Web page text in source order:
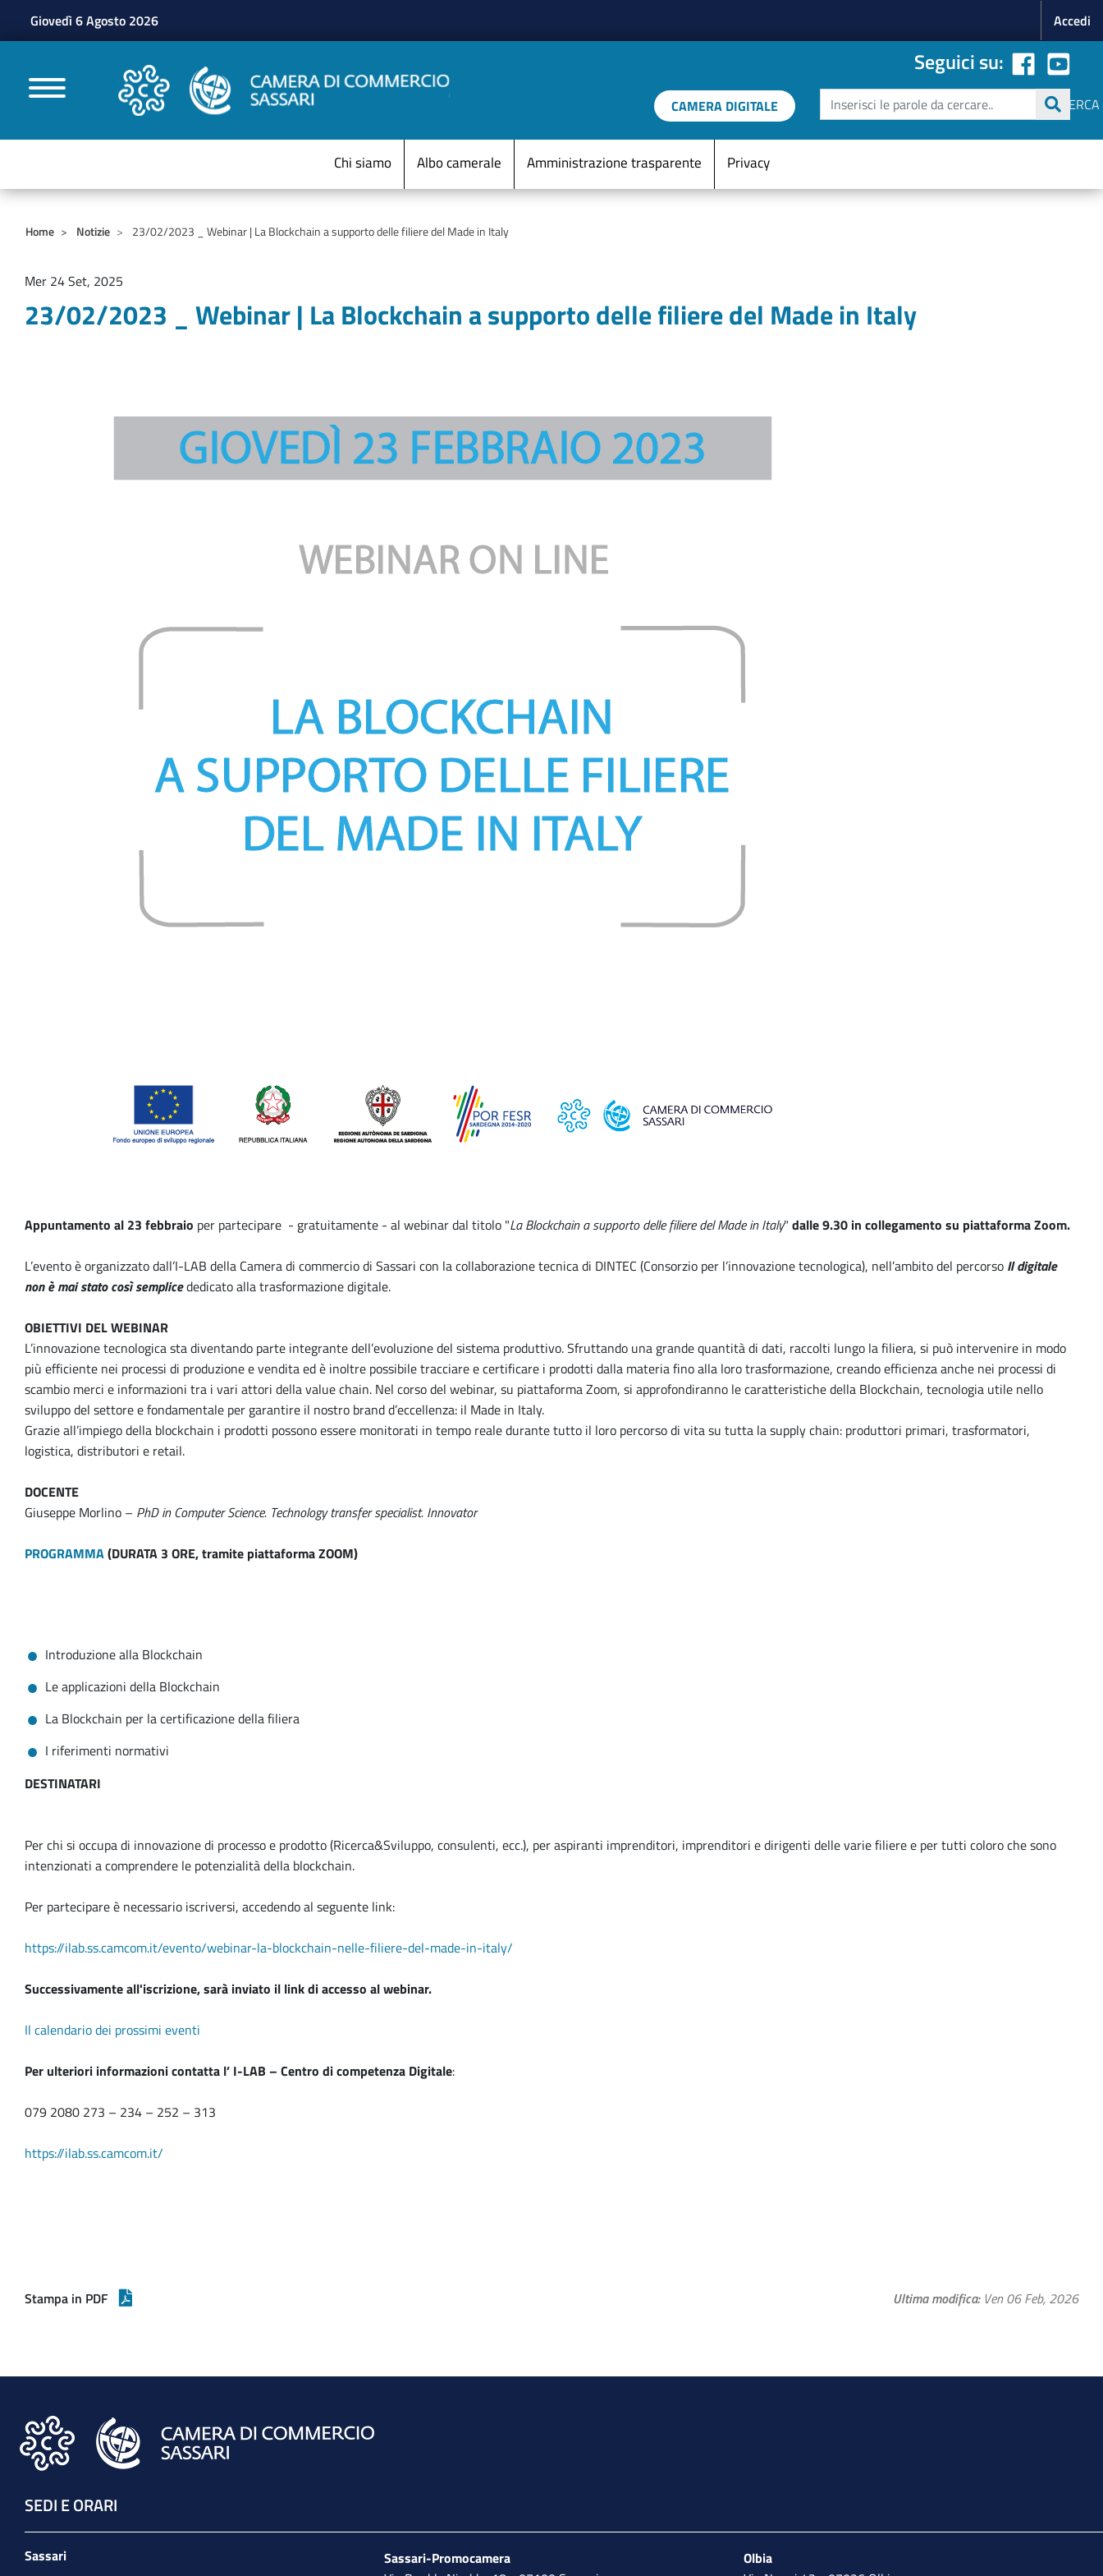
Giovedì 6 Agosto 2026 Accedi
CAMERE DI COMMERCIO D'ITALIA
Seguici su:
CAMERA DIGITALE Cerca
CERCA
Menu Statico
Chi siamo Albo camerale Amministrazione trasparente Privacy
Home Notizie 23/02/2023 _ Webinar | La Blockchain a supporto delle filiere del Made in Italy
Mer 24 Set, 2025
23/02/2023 _ Webinar | La Blockchain a supporto delle filiere del Made in Italy
Appuntamento al 23 febbraio per partecipare - gratuitamente - al webinar dal titolo "La Blockchain a supporto delle filiere del Made in Italy" dalle 9.30 in collegamento su piattaforma Zoom.
L’evento è organizzato dall’I-LAB della Camera di commercio di Sassari con la collaborazione tecnica di DINTEC (Consorzio per l’innovazione tecnologica), nell’ambito del percorso Il digitale
non è mai stato così semplicededicato alla trasformazione digitale.
OBIETTIVI DEL WEBINAR
L’innovazione tecnologica sta diventando parte integrante dell’evoluzione del sistema produttivo. Sfruttando una grande quantità di dati, raccolti lungo la filiera, si può intervenire in modo
più efficiente nei processi di produzione e vendita ed è inoltre possibile tracciare e certificare i prodotti dalla materia fino alla loro trasformazione, creando efficienza anche nei processi di
scambio merci e informazioni tra i vari attori della value chain. Nel corso del webinar, su piattaforma Zoom, si approfondiranno le caratteristiche della Blockchain, tecnologia utile nello
sviluppo del settore e fondamentale per garantire il nostro brand d’eccellenza: il Made in Italy.
Grazie all’impiego della blockchain i prodotti possono essere monitorati in tempo reale durante tutto il loro percorso di vita su tutta la supply chain: produttori primari, trasformatori,
logistica, distributori e retail.
DOCENTE
Giuseppe Morlino – PhD in Computer Science. Technology transfer specialist. Innovator
PROGRAMMA(DURATA 3 ORE, tramite piattaforma ZOOM)
Introduzione alla Blockchain
Le applicazioni della Blockchain
La Blockchain per la certificazione della filiera
I riferimenti normativi
DESTINATARI
Per chi si occupa di innovazione di processo e prodotto (Ricerca&Sviluppo, consulenti, ecc.), per aspiranti imprenditori, imprenditori e dirigenti delle varie filiere e per tutti coloro che sono
intenzionati a comprendere le potenzialità della blockchain.
Per partecipare è necessario iscriversi, accedendo al seguente link:
https://ilab.ss.camcom.it/evento/webinar-la-blockchain-nelle-filiere-del-made-in-italy/
Successivamente all'iscrizione, sarà inviato il link di accesso al webinar.
Il calendario dei prossimi eventi
Per ulteriori informazioni contatta l’ I-LAB – Centro di competenza Digitale:
079 2080 273 – 234 – 252 – 313
https://ilab.ss.camcom.it/
Stampa in PDF Ultima modifica Ven 06 Feb, 2026
SEDI E ORARI
Sassari
Sassari-Promocamera
Olbia